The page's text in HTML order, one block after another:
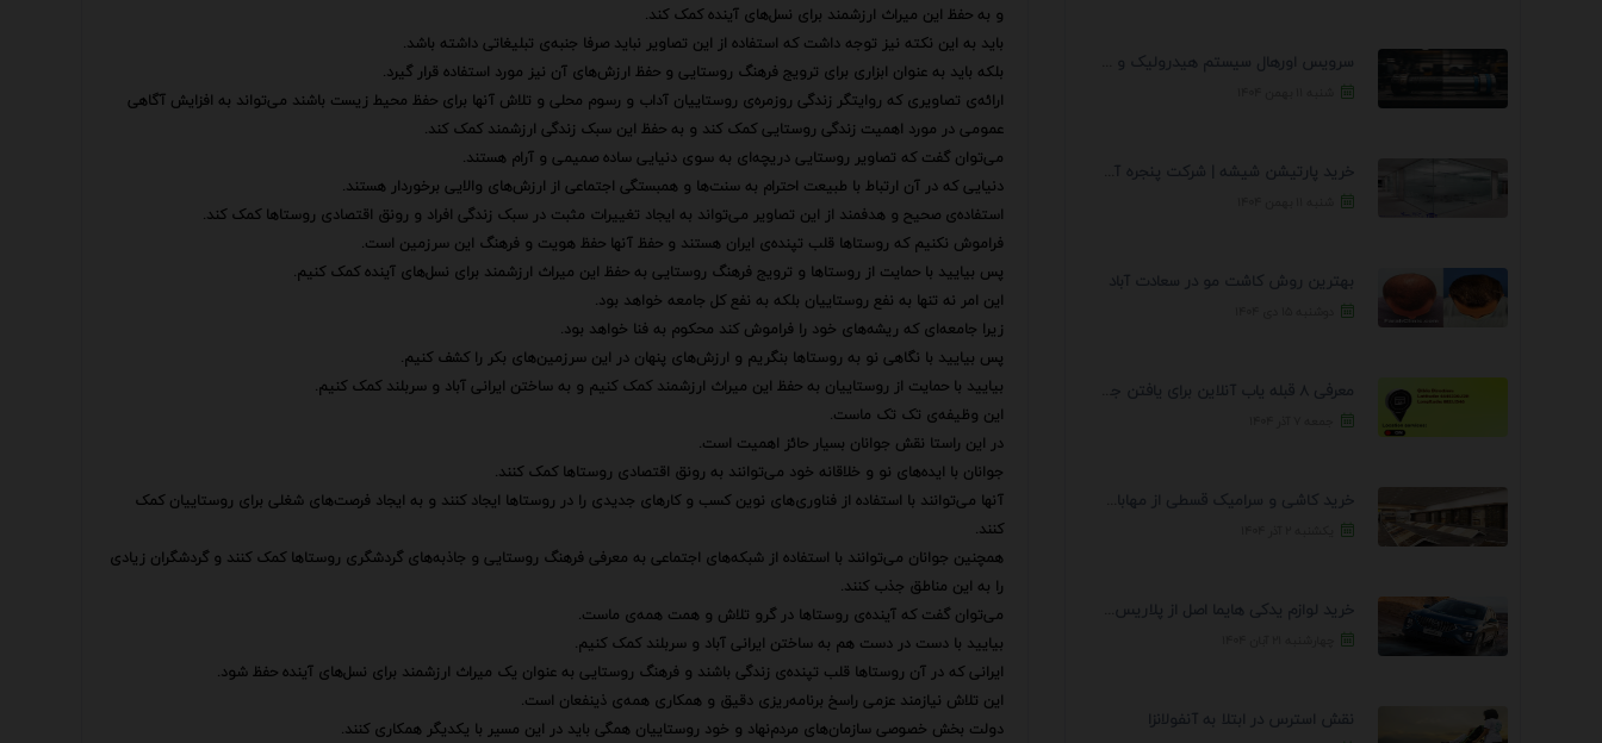
و به حفظ این میراث ارزشمند برای نسل‌های آینده کمک کند.
باید به این نکته نیز توجه داشت که استفاده از این تصاویر نباید صرفا جنبه‌ی تبلیغاتی داشته باشد.
بلکه باید به عنوان ابزاری برای ترویج فرهنگ روستایی و حفظ ارزش‌های آن نیز مورد استفاده قرار گیرد.
ارائه‌ی تصاویری که روایتگر زندگی روزمره‌ی روستاییان آداب و رسوم محلی و تلاش آنها برای حفظ محیط زیست باشند می‌تواند به افزایش آگاهی
عمومی در مورد اهمیت زندگی روستایی کمک کند و به حفظ این سبک زندگی ارزشمند کمک کند.
می‌توان گفت که تصاویر روستایی دریچه‌ای به سوی دنیایی ساده صمیمی و آرام هستند.
دنیایی که در آن ارتباط با طبیعت احترام به سنت‌ها و همبستگی اجتماعی از ارزش‌های والایی برخوردار هستند.
استفاده‌ی صحیح و هدفمند از این تصاویر می‌تواند به ایجاد تغییرات مثبت در سبک زندگی افراد و رونق اقتصادی روستاها کمک کند.
فراموش نکنیم که روستاها قلب تپنده‌ی ایران هستند و حفظ آنها حفظ هویت و فرهنگ این سرزمین است.
پس بیایید با حمایت از روستاها و ترویج فرهنگ روستایی به حفظ این میراث ارزشمند برای نسل‌های آینده کمک کنیم.
این امر نه تنها به نفع روستاییان بلکه به نفع کل جامعه خواهد بود.
زیرا جامعه‌ای که ریشه‌های خود را فراموش کند محکوم به فنا خواهد بود.
پس بیایید با نگاهی نو به روستاها بنگریم و ارزش‌های پنهان در این سرزمین‌های بکر را کشف کنیم.
بیایید با حمایت از روستاییان به حفظ این میراث ارزشمند کمک کنیم و به ساختن ایرانی آباد و سربلند کمک کنیم.
این وظیفه‌ی تک تک ماست.
در این راستا نقش جوانان بسیار حائز اهمیت است.
جوانان با ایده‌های نو و خلاقانه خود می‌توانند به رونق اقتصادی روستاها کمک کنند.
آنها می‌توانند با استفاده از فناوری‌های نوین کسب و کارهای جدیدی را در روستاها ایجاد کنند و به ایجاد فرصت‌های شغلی برای روستاییان کمک
کنند.
همچنین جوانان می‌توانند با استفاده از شبکه‌های اجتماعی به معرفی فرهنگ روستایی و جاذبه‌های گردشگری روستاها کمک کنند و گردشگران زیادی
را به این مناطق جذب کنند.
می‌توان گفت که آینده‌ی روستاها در گرو تلاش و همت همه‌ی ماست.
بیایید با دست در دست هم به ساختن ایرانی آباد و سربلند کمک کنیم.
ایرانی که در آن روستاها قلب تپنده‌ی زندگی باشند و فرهنگ روستایی به عنوان یک میراث ارزشمند برای نسل‌های آینده حفظ شود.
این تلاش نیازمند عزمی راسخ برنامه‌ریزی دقیق و همکاری همه‌ی ذینفعان است.
دولت بخش خصوصی سازمان‌های مردم‌نهاد و خود روستاییان همگی باید در این مسیر با یکدیگر همکاری کنند.
خرید پارتیشن شیشه | شرکت پنجره آسمان
بهترین روش کاشت مو در سعادت آباد
معرفی 8 قبله یاب آنلاین برای یافتن جهت انجام ...
نقش استرس در ابتلا به آنفولانزا